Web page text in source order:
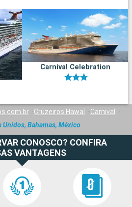
Carnival Celebration
Cruzeiros Hawaí
Carnival
Unidos, Bahamas, México
CONOSCO? CONFIRA
VANTAGENS